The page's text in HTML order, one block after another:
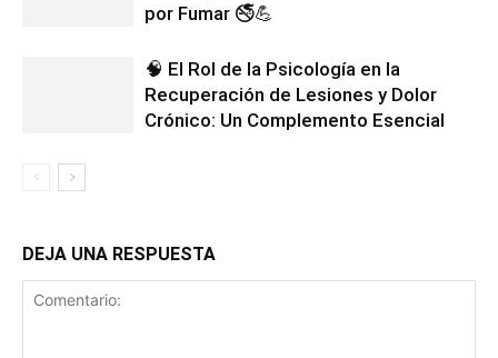
por Fumar 🚭💪
🧠 El Rol de la Psicología en la
Recuperación de Lesiones y Dolor
Crónico: Un Complemento Esencial
DEJA UNA RESPUESTA